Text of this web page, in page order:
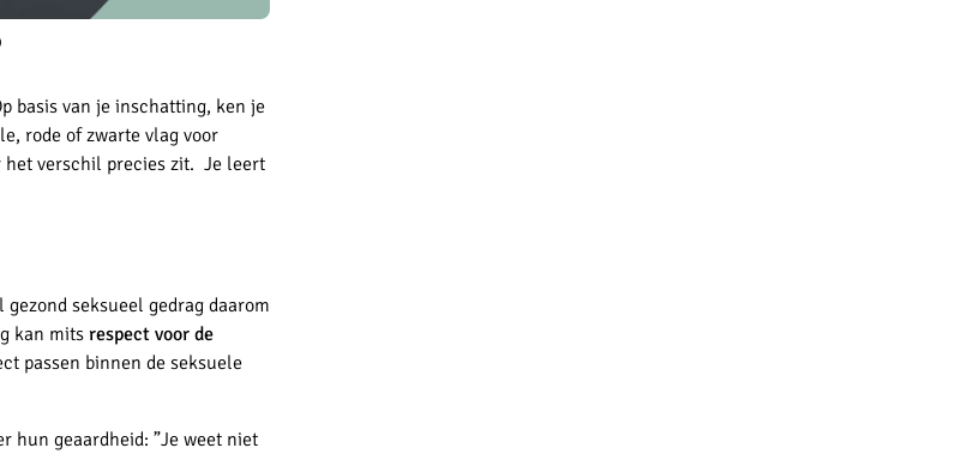
basis van je inschatting, ken je
rode of zwarte vlag voor
het verschil precies zit. Je leert
seksueel gedrag daarom
kan mits respect voor de
passen binnen de seksuele
hun geaardheid: ”Je weet niet